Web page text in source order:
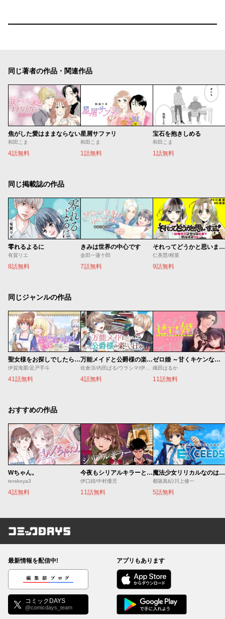
同じ著者の作品・関連作品
焦がした愛はままならない
和田こま
4話無料
星屑サファリ
和田こま
1話無料
宝石を抱きしめる
和田こま
1話無料
同じ掲載誌の作品
零れるよるに
有賀リエ
8話無料
きみは世界の中心です
金田一蓮十郎
7話無料
それってどうかと思います！～転職女子、ブラック企業でサバイブする。～
仁美慧/柑菜
9話無料
同じジャンルの作品
聖女様をお探しでしたら妹で間違いありません。さあどうぞお連れください、今すぐ。
伊賀海栗/足戸手斗
41話無料
万能メイドと公爵様の楽しい日々
佐倉涼/内田ぱる/ウラシマ/伊藤テリヤキ
4話無料
ゼロ婚 ～甘くキケンな極秘任務～
織田はるか
11話無料
おすすめの作品
Wちゃん。
terakoya3
4話無料
今夜もシリアルキラーと待ち合わせ
伊口紺/中村優児
11話無料
魔法少女リリカルなのは EXCEEDS
都築真紀/川上修一
5話無料
コミックDAYS
最新情報を配信中!
編集部ブログ
コミックDAYS
@comicdays_team
アプリもあります